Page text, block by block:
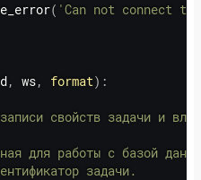
( 'Can not connect
, ws, format) :
свойств задачи и
для работы с базой
задачи.